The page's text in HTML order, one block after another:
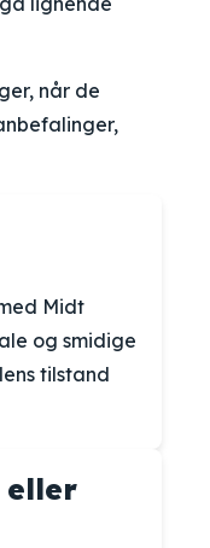
når de
Midt
og smidige
tilstand
eller